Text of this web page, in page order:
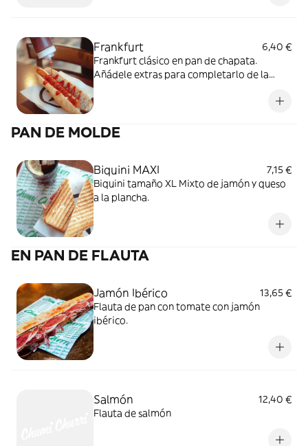
Frankfurt
6,40 €
Frankfurt clásico en pan de chapata.
Añádele extras para completarlo de la
PAN DE MOLDE
Biquini MAXI
7,15 €
Biquini tamaño XL Mixto de jamón y queso
a la plancha.
EN PAN DE FLAUTA
Jamón Ibérico
13,65 €
Flauta de pan con tomate con jamón
ibérico.
Salmón
12,40 €
Flauta de salmón